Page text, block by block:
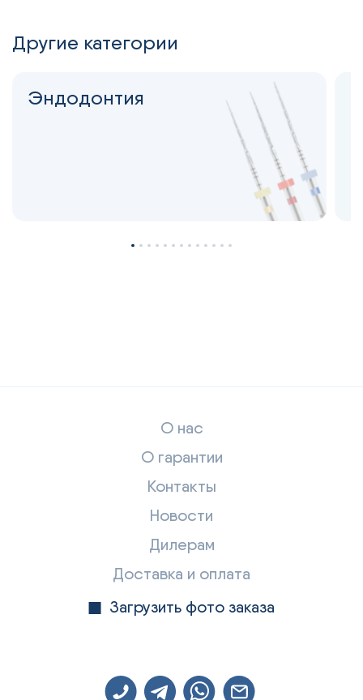
Другие категории
Эндодонтия
Загрузить фото заказа
О нас
О гарантии
Контакты
Новости
Дилерам
Доставка и оплата